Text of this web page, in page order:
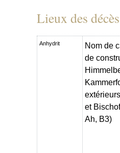
Lieux des décès
Anhydrit
Nom de
de
et
Ah, B3)